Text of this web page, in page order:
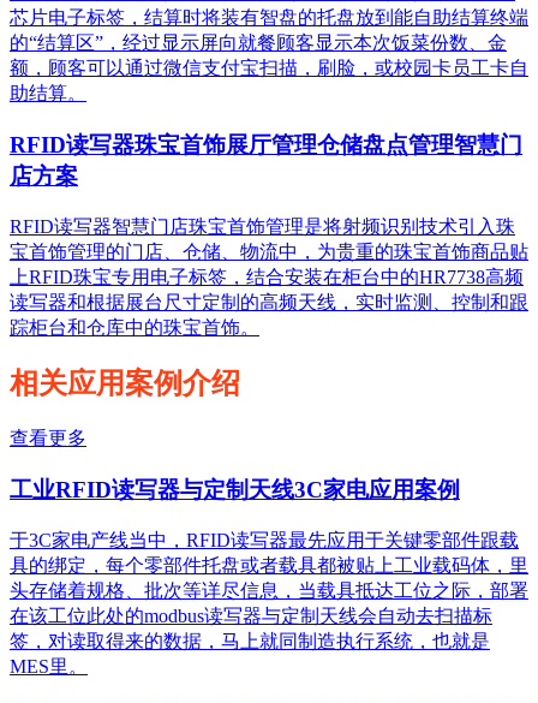
芯片电子标签，结算时将装有智盘的托盘放到能自助结算终端
的“结算区”，经过显示屏向就餐顾客显示本次饭菜份数、金
额，顾客可以通过微信支付宝扫描，刷脸，或校园卡员工卡自
助结算。
RFID读写器珠宝首饰展厅管理仓储盘点管理智慧门
店方案
RFID读写器智慧门店珠宝首饰管理是将射频识别技术引入珠
宝首饰管理的门店、仓储、物流中，为贵重的珠宝首饰商品贴
上RFID珠宝专用电子标签，结合安装在柜台中的HR7738高频
读写器和根据展台尺寸定制的高频天线，实时监测、控制和跟
踪柜台和仓库中的珠宝首饰。
相关应用案例介绍
查看更多
工业RFID读写器与定制天线3C家电应用案例
于3C家电产线当中，RFID读写器最先应用于关键零部件跟载
具的绑定，每个零部件托盘或者载具都被贴上工业载码体，里
头存储着规格、批次等详尽信息，当载具抵达工位之际，部署
在该工位此处的modbus读写器与定制天线会自动去扫描标
签，对读取得来的数据，马上就同制造执行系统，也就是
MES里。